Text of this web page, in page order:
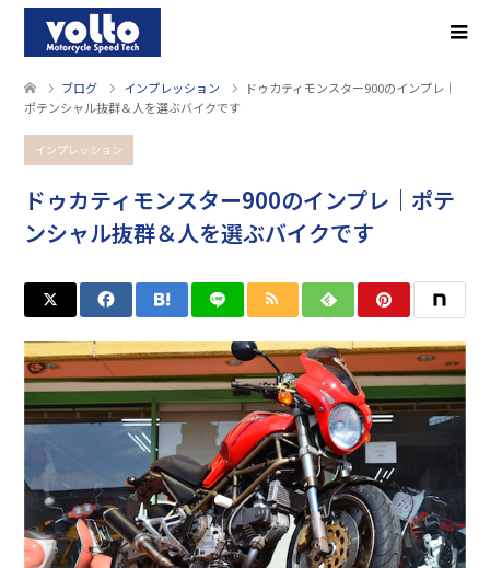
ブログ インプレッション
ドゥカティモンスター900のインプレ｜
ポテンシャル抜群＆人を選ぶバイクです
インプレッション
ドゥカティモンスター900のインプレ｜ポテ
ンシャル抜群＆人を選ぶバイクです